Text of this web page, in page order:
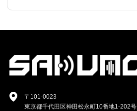
〒101-0023
東京都千代田区神田松永町10番地1-202号